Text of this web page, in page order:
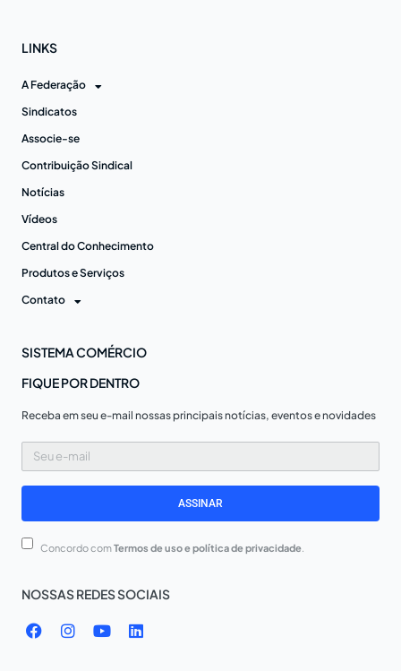
LINKS
A Federação
Sindicatos
Associe-se
Contribuição Sindical
Notícias
Vídeos
Central do Conhecimento
Produtos e Serviços
Contato
SISTEMA COMÉRCIO
FIQUE POR DENTRO
Receba em seu e-mail nossas principais notícias, eventos e novidades
Seu
e-
ASSINAR
Concordo comTermos de uso e política de privacidade
NOSSAS REDES SOCIAIS
F
a
I
n
Y
o
L
i